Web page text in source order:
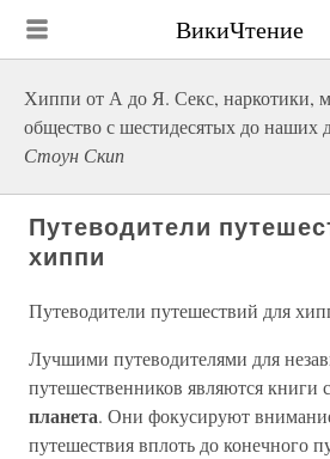
ВикиЧтение
Хиппи от А до Я. Секс, наркотики,
общество с шестидесятых до наших
Стоун Скип
Путеводители
хиппи
Путеводители путешествий для
Лучшими путеводителями для
путешественников являются книги
планета. Они фокусируют
путешествия вплоть до конечного